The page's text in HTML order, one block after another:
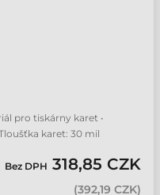
pro tiskárny karet •
karet: 30 mil
Bez DPH 318,85 CZK
(392,19 CZK)